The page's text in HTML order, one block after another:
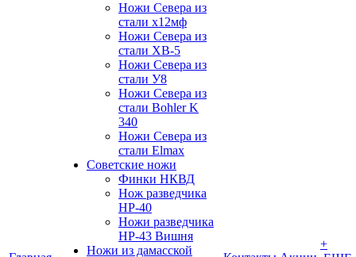
Ножи Севера из
стали х12мф
Ножи Севера из
стали ХВ-5
Ножи Севера из
стали У8
Ножи Севера из
стали Bohler K
340
Ножи Севера из
стали Elmax
Советские ножи
Финки НКВД
Нож разведчика
НР-40
Ножи разведчика
НР-43 Вишня
Ножи из дамасской
+